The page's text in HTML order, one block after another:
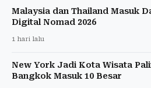
Malaysia dan Thailand Masuk
Digital Nomad 2026
1 hari lalu
New York Jadi Kota Wisata
Bangkok Masuk 10 Besar